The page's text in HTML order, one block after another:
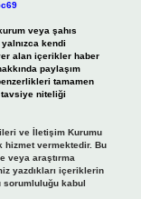
veya şahıs
kendi
alan içerikler haber
paylaşım
tamamen
niteliği
ve İletişim Kurumu
hizmet vermektedir. Bu
veya araştırma
yazdıkları içeriklerin
kabul